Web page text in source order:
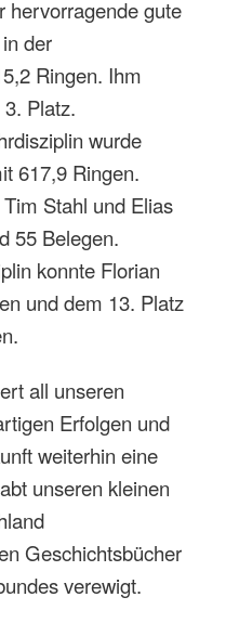
hervorragende gute
der
Ringen. Ihm
Platz.
wurde
617,9 Ringen.
Stahl und Elias
55 Belegen.
konnte Florian
und dem 13. Platz
all unseren
Erfolgen und
weiterhin eine
unseren kleinen
Geschichtsbücher
verewigt.